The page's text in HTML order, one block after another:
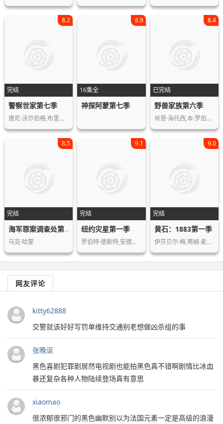
完结
8.2
警察世家第七季
唐尼·沃尔伯格,布里吉特·莫伊纳汉,威…
16集全
8.9
神探阿蒙第七季
已完结
8.4
野兽家族第六季
肖恩·海托西,本·罗伯森,杰克·威利,…
完结
8.5
海军罪案调查处第十六季
马克·哈蒙
完结
9.1
纽约灾星第一季
罗伯特·德斯特,安德鲁·亚雷茨基,Ga…
完结
9.0
黄石：1883第一季
伊莎贝尔·梅,蒂姆·麦格罗,山姆·埃利…
网友评论
kitty62888
交警就该好好写罚单维持交通别老想做凶杀组的事
张晚讴
黑色喜剧犯罪剧居然电视剧也能拍黑色真不错啊剧情比冰血
暴还复杂各种人物陆续登场真有意思
xiaomao
很浓郁很邪门的黑色幽默别以为法国元素一定是高级的浪漫